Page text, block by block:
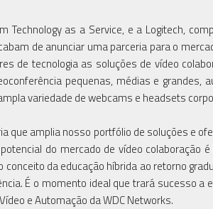
Technology as a Service, e a Logitech,
de anunciar uma parceria para o
de tecnologia as soluções de vídeo
pequenas, médias e grandes,
variedade de webcams e headsets
que amplia nosso portfólio de soluções e
do mercado de vídeo colaboração
da educação híbrida ao retorno
É o momento ideal que trará sucesso a
e Automação da WDC Networks.